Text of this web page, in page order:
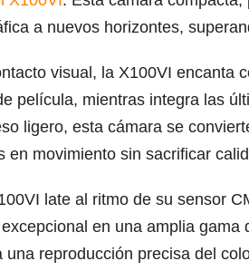
a nuevos horizontes,
visual, la X100VI encanta
película, mientras integra las
ligero, esta cámara se
en movimiento sin sacrificar
late al ritmo de su sensor
en una amplia
una reproducción precisa del